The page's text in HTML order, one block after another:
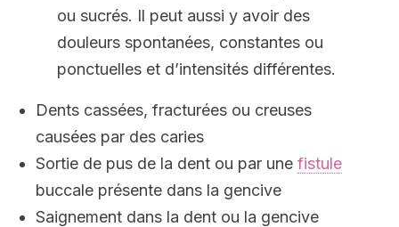
ou sucrés. Il peut aussi y avoir des
douleurs spontanées, constantes ou
ponctuelles et d’intensités différentes.
Dents cassées, fracturées ou creuses
causées par des caries
Sortie de pus de la dent ou par une fistule
buccale présente dans la gencive
Saignement dans la dent ou la gencive